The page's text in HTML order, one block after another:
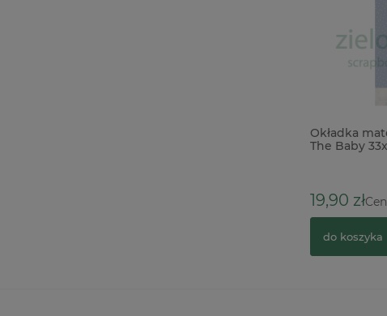
Okładka
The Baby
19,90 zł
do koszyka